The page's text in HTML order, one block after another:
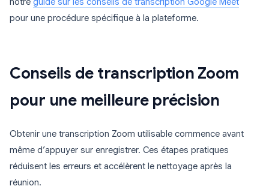
pour une procédure spécifique à la plateforme.
Conseils de transcription Zoom
pour une meilleure précision
Obtenir une transcription Zoom utilisable commence avant
même d’appuyer sur enregistrer. Ces étapes pratiques
réduisent les erreurs et accélèrent le nettoyage après la
réunion.